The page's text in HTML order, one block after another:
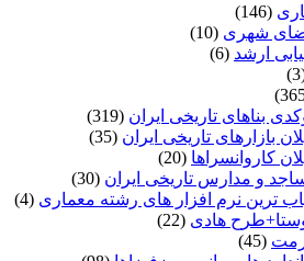
(146)
شهری (10)
ارشد (6)
بناهای تاریخی ایران (319)
بازارهای تاریخی ایران (35)
کاروانسراها (20)
و مدارس تاریخی ایران (30)
یاب ترین نرم افزار های رشته معماری (4)
هادی (22)
(45)